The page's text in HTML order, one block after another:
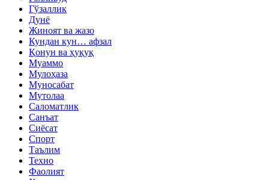
Гўзаллик
Дунё
Жиноят ва жазо
Кундан кун… афзал
Қонун ва ҳуқуқ
Муаммо
Мулоҳаза
Муносабат
Мутолаа
Саломатлик
Санъат
Сиёсат
Спорт
Таълим
Техно
Фаолият